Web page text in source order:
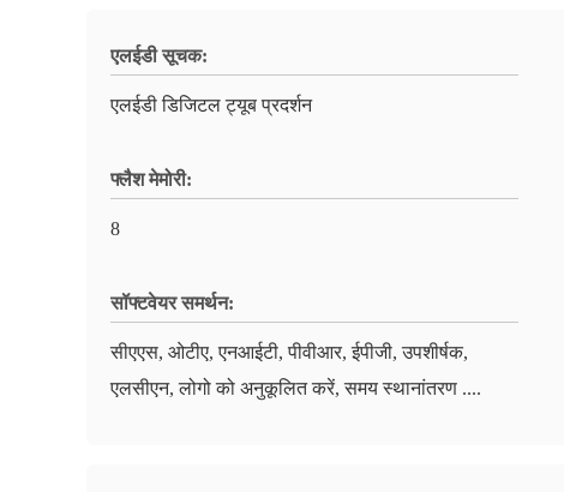
एलईडी सूचक:
एलईडी डिजिटल ट्यूब प्रदर्शन
फ्लैश मेमोरी:
8
सॉफ्टवेयर समर्थन:
सीएएस, ओटीए, एनआईटी, पीवीआर, ईपीजी, उपशीर्षक,
एलसीएन, लोगो को अनुकूलित करें, समय स्थानांतरण ....